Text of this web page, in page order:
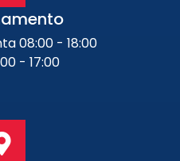
08:00 - 18:00
- 17:00